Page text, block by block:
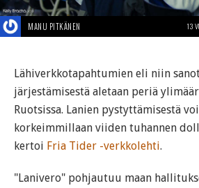
MANU PITKÄNEN 13
Lähiverkkotapahtumien eli niin
järjestämisestä aletaan periä
Ruotsissa. Lanien pystyttämisestä
korkeimmillaan viiden tuhannen
kertoi Fria Tider -verkkolehti.
"Lanivero" pohjautuu maan